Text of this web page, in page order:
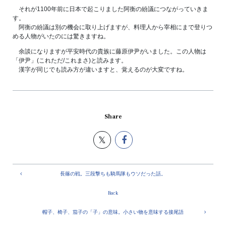
それが1100年前に日本で起こりました阿衡の紛議につながっていきま
す。
阿衡の紛議は別の機会に取り上げますが、料理人から宰相にまで登りつ
める人物がいたのには驚きますね。
余談になりますが平安時代の貴族に藤原伊尹がいました。この人物は
「伊尹」(これただ/これまさ)と読みます。
漢字が同じでも読み方が違いますと、覚えるのが大変ですね。
Share
長篠の戦。三段撃ちも騎馬隊もウソだった話。
Back
帽子、椅子、茄子の「子」の意味。小さい物を意味する接尾語